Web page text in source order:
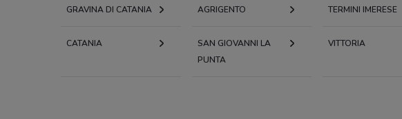
GRAVINA DI CATANIA AGRIGENTO TERMINI IMERESE
CATANIA
SAN GIOVANNI LA
PUNTA
VITTORIA